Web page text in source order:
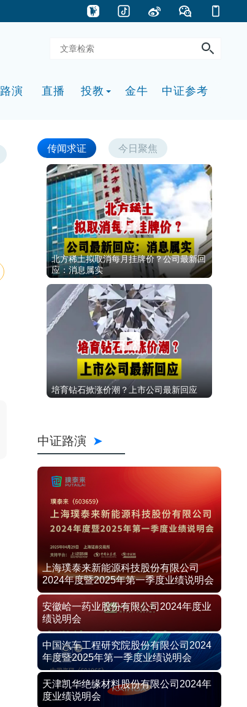
路演 直播 投教 金牛 中证参考
传闻求证 今日聚焦
北方稀土拟取消每月挂牌价？公司最新回
应：消息属实
培育钻石掀涨价潮？上市公司最新回应
中证路演
上海璞泰来新能源科技股份有限公司
2024年度暨2025年第一季度业绩说明会
安徽峆一药业股份有限公司2024年度业
绩说明会
中国汽车工程研究院股份有限公司2024
年度暨2025年第一季度业绩说明会
天津凯华绝缘材料股份有限公司2024年
度业绩说明会